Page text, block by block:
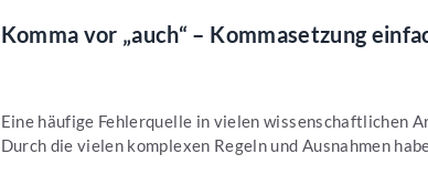
Komma vor „auch“ – Kommasetzung
Eine häufige Fehlerquelle in vielen wissenschaftlichen
Durch die vielen komplexen Regeln und Ausnahmen